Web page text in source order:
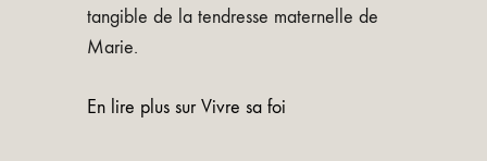
tangible de la tendresse maternelle de
Marie.
En lire plus sur Vivre sa foi